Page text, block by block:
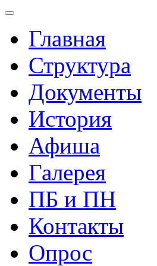
Главная
Структура
Документы
История
Афиша
Галерея
ПБ и ПН
Контакты
Опрос